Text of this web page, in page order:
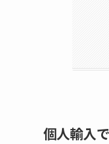
個人輸入